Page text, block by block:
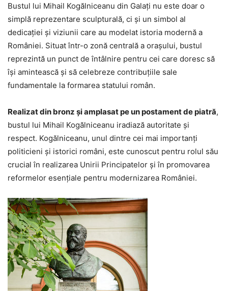
Bustul lui Mihail Kogălniceanu din Galați nu este doar o
simplă reprezentare sculpturală, ci și un simbol al
dedicației și viziunii care au modelat istoria modernă a
României. Situat într-o zonă centrală a orașului, bustul
reprezintă un punct de întâlnire pentru cei care doresc să
își amintească și să celebreze contribuțiile sale
fundamentale la formarea statului român.
Realizat din bronz și amplasat pe un postament de piatră,
bustul lui Mihail Kogălniceanu iradiază autoritate și
respect. Kogălniceanu, unul dintre cei mai importanți
politicieni și istorici români, este cunoscut pentru rolul său
crucial în realizarea Unirii Principatelor și în promovarea
reformelor esențiale pentru modernizarea României.